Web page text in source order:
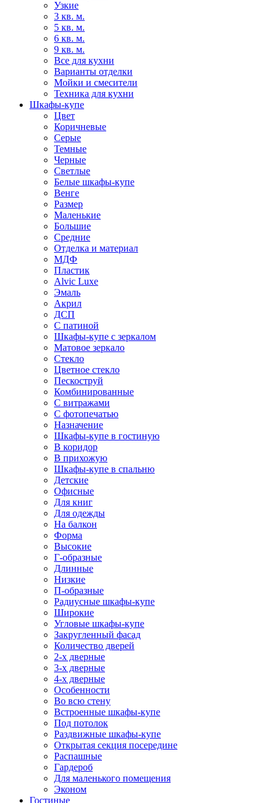
Узкие
3 кв. м.
5 кв. м.
6 кв. м.
9 кв. м.
Все для кухни
Варианты отделки
Мойки и смесители
Техника для кухни
Шкафы-купе
Цвет
Коричневые
Серые
Темные
Черные
Светлые
Белые шкафы-купе
Венге
Размер
Маленькие
Большие
Средние
Отделка и материал
МДФ
Пластик
Alvic Luxe
Эмаль
Акрил
ДСП
С патиной
Шкафы-купе с зеркалом
Матовое зеркало
Стекло
Цветное стекло
Пескоструй
Комбинированные
С витражами
С фотопечатью
Назначение
Шкафы-купе в гостиную
В коридор
В прихожую
Шкафы-купе в спальню
Детские
Офисные
Для книг
Для одежды
На балкон
Форма
Высокие
Г-образные
Длинные
Низкие
П-образные
Радиусные шкафы-купе
Широкие
Угловые шкафы-купе
Закругленный фасад
Количество дверей
2-х дверные
3-х дверные
4-х дверные
Особенности
Во всю стену
Встроенные шкафы-купе
Под потолок
Раздвижные шкафы-купе
Открытая секция посередине
Распашные
Гардероб
Для маленького помещения
Эконом
Гостиные